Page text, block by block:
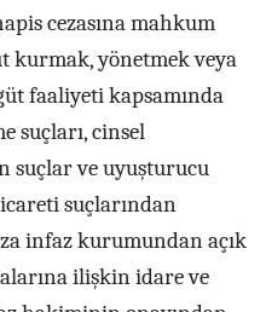
cezasına mahkum
kurmak, yönetmek veya
faaliyeti kapsamında
suçları, cinsel
suçlar ve uyuşturucu
suçlarından
infaz kurumundan açık
ilişkin idare ve